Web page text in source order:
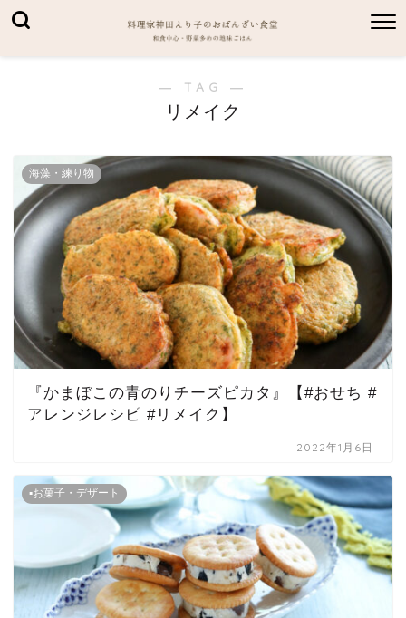
― TAG ―
リメイク
海藻・練り物
『かまぼこの青のりチーズピカタ』【#おせち #
アレンジレシピ #リメイク】
2022年1月6日
▪お菓子・デザート